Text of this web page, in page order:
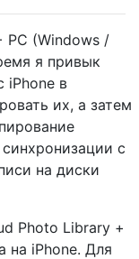
PC (Windows /
я привык
iPhone в
их, а затем
с
на диски
Photo Library +
на iPhone. Для